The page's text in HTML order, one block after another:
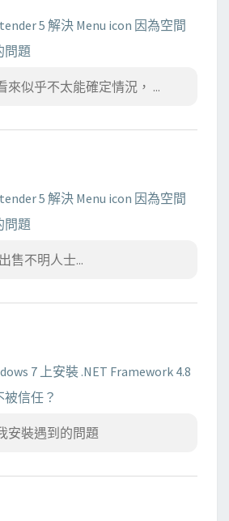
5 解決 Menu icon 因為空間
問題
來似乎不太能確定情況， ...
5 解決 Menu icon 因為空間
問題
售不明人士...
7 上安裝 .NET Framework 4.8
信任？
安裝遇到的問題